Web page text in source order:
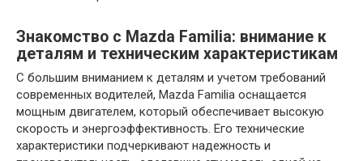
Знакомство с Mazda Familia: внимание к
деталям и техническим характеристикам
С большим вниманием к деталям и учетом требований
современных водителей, Mazda Familia оснащается
мощным двигателем, который обеспечивает высокую
скорость и энергоэффективность. Его технические
характеристики подчеркивают надежность и